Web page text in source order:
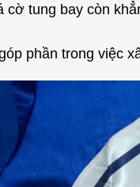
cờ tung bay còn
phần trong việc